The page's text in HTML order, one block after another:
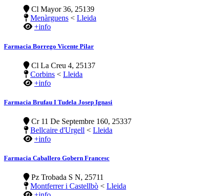
Cl Mayor 36, 25139
Menàrguens < Lleida
+info
Farmacia Borrego Vicente Pilar
Cl La Creu 4, 25137
Corbins < Lleida
+info
Farmacia Brufau I Tudela Josep Ignasi
Cr 11 De Septembre 160, 25337
Bellcaire d'Urgell < Lleida
+info
Farmacia Caballero Gobern Francesc
Pz Trobada S N, 25711
Montferrer i Castellbò < Lleida